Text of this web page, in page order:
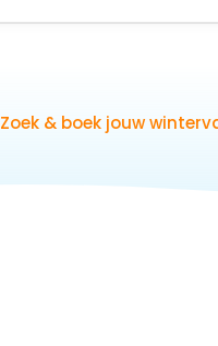
Zoek & boek jouw